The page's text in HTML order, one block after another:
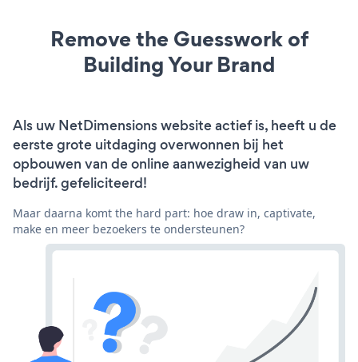
Remove the Guesswork of
Building Your Brand
Als uw NetDimensions website actief is, heeft u de
eerste grote uitdaging overwonnen bij het
opbouwen van de online aanwezigheid van uw
bedrijf. gefeliciteerd!
Maar daarna komt the hard part: hoe draw in, captivate,
make en meer bezoekers te ondersteunen?